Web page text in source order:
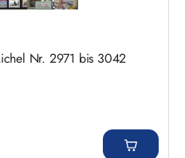
Nr. 2971 bis 3042